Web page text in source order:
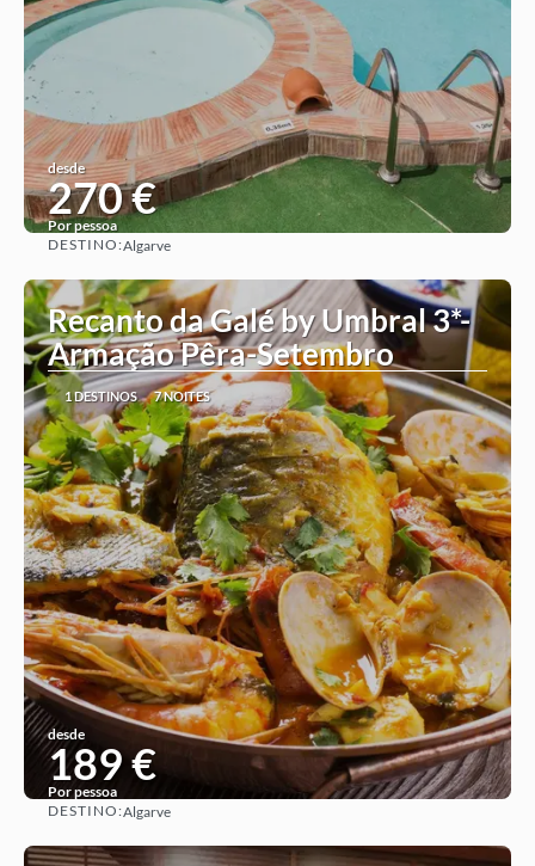
desde
270 €
Por pessoa
DESTINO:Algarve
Recanto da Galé by Umbral 3*-
Armação Pêra-Setembro
1 DESTINOS 7 NOITES
desde
189 €
Por pessoa
DESTINO:Algarve